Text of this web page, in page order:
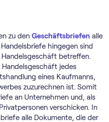
zu den Geschäftsbriefen alle
hingegen sind
betreffen.
jedes
eines Kaufmanns,
zuzurechnen ist. Somit
an Unternehmen und, als
verschicken. In
alle Dokumente, die der